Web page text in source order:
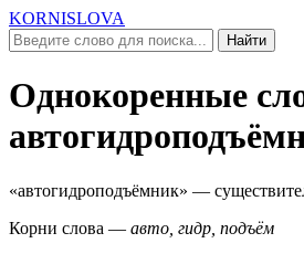
KORNISLOVA
Найти
Однокоренные
«автогидроподъёмник» —
Корни слова — авто, гидр, подъём